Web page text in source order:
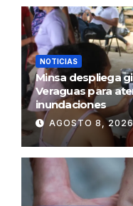
NOTICIAS
Minsa despliega
Veraguas para
inundaciones
AGOSTO 8,